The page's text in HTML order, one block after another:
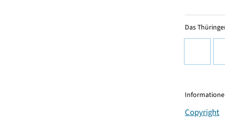
Das
Copyright